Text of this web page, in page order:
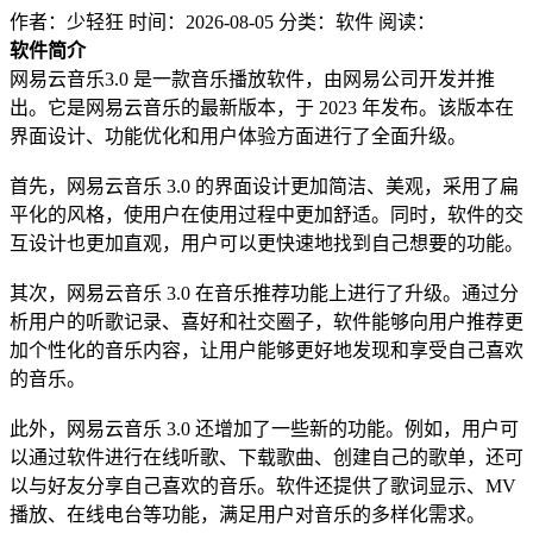
作者：少轻狂 时间：2026-08-05 分类：软件 阅读：
软件简介
网易云音乐3.0 是一款音乐播放软件，由网易公司开发并推
出。它是网易云音乐的最新版本，于 2023 年发布。该版本在
界面设计、功能优化和用户体验方面进行了全面升级。
首先，网易云音乐 3.0 的界面设计更加简洁、美观，采用了扁
平化的风格，使用户在使用过程中更加舒适。同时，软件的交
互设计也更加直观，用户可以更快速地找到自己想要的功能。
其次，网易云音乐 3.0 在音乐推荐功能上进行了升级。通过分
析用户的听歌记录、喜好和社交圈子，软件能够向用户推荐更
加个性化的音乐内容，让用户能够更好地发现和享受自己喜欢
的音乐。
此外，网易云音乐 3.0 还增加了一些新的功能。例如，用户可
以通过软件进行在线听歌、下载歌曲、创建自己的歌单，还可
以与好友分享自己喜欢的音乐。软件还提供了歌词显示、MV
播放、在线电台等功能，满足用户对音乐的多样化需求。